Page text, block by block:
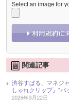
Select an image for
関連記事
渋谷すばる、マネジ
しゃれクリップ』“バ
2026年3月22日